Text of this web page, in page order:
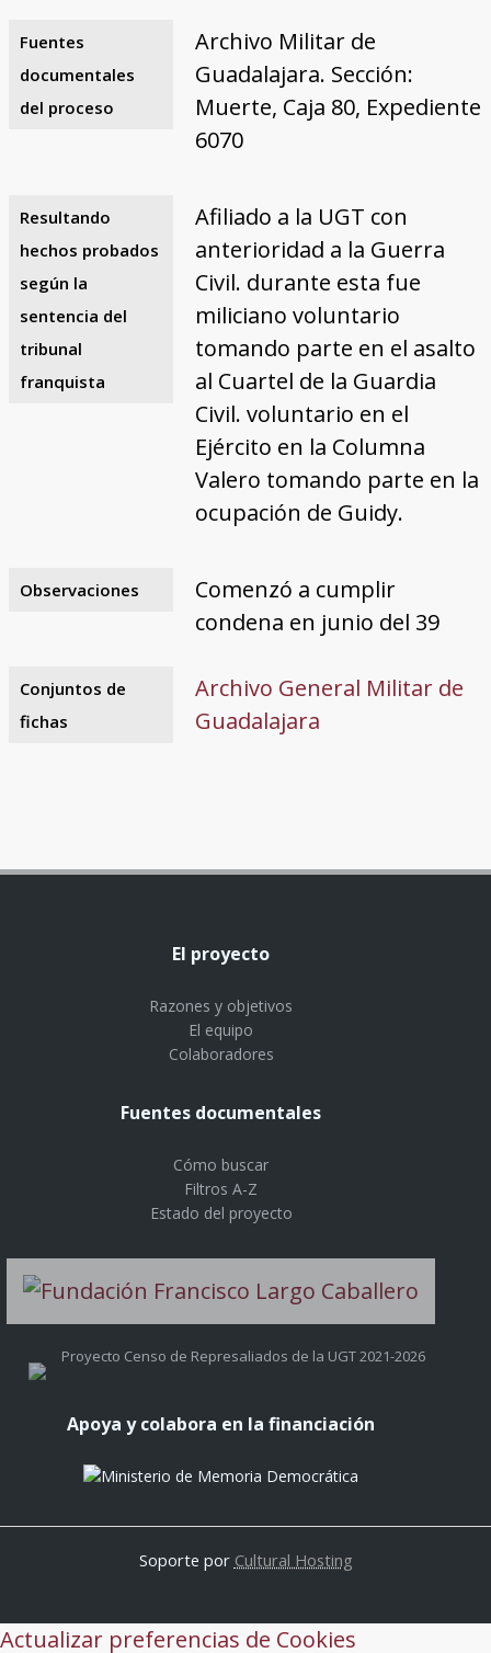
Fuentes
documentales
del proceso
Archivo Militar de
Guadalajara. Sección:
Muerte, Caja 80, Expediente
6070
Resultando
hechos probados
según la
sentencia del
tribunal
franquista
Afiliado a la UGT con
anterioridad a la Guerra
Civil. durante esta fue
miliciano voluntario
tomando parte en el asalto
al Cuartel de la Guardia
Civil. voluntario en el
Ejército en la Columna
Valero tomando parte en la
ocupación de Guidy.
Observaciones
Comenzó a cumplir
condena en junio del 39
Conjuntos de
fichas
Archivo General Militar de
Guadalajara
El proyecto
Razones y objetivos
El equipo
Colaboradores
Fuentes documentales
Cómo buscar
Filtros A-Z
Estado del proyecto
Proyecto Censo de Represaliados de la UGT 2021-2026
Apoya y colabora en la financiación
Soporte por Cultural Hosting
Actualizar preferencias de Cookies